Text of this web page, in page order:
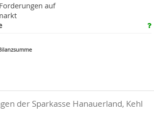
auf
der Sparkasse Hanauerland, Kehl